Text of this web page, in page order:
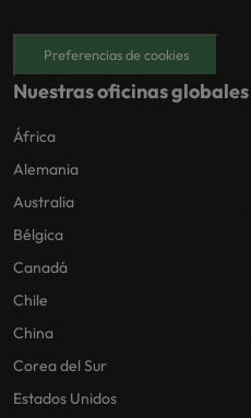
Preferencias de cookies
Nuestras oficinas globales
África
Alemania
Australia
Bélgica
Canadá
Chile
China
Corea del Sur
Estados Unidos